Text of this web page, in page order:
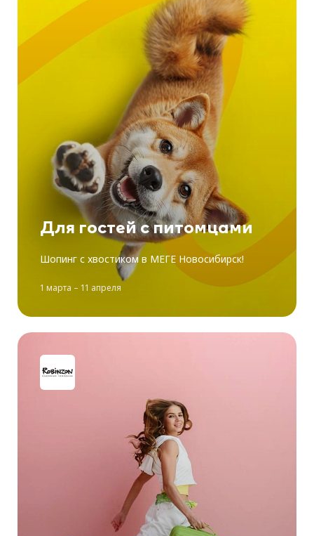
Для гостей с питомцами
Шопинг с хвостиком в МЕГЕ Новосибирск!
1 марта – 11 апреля